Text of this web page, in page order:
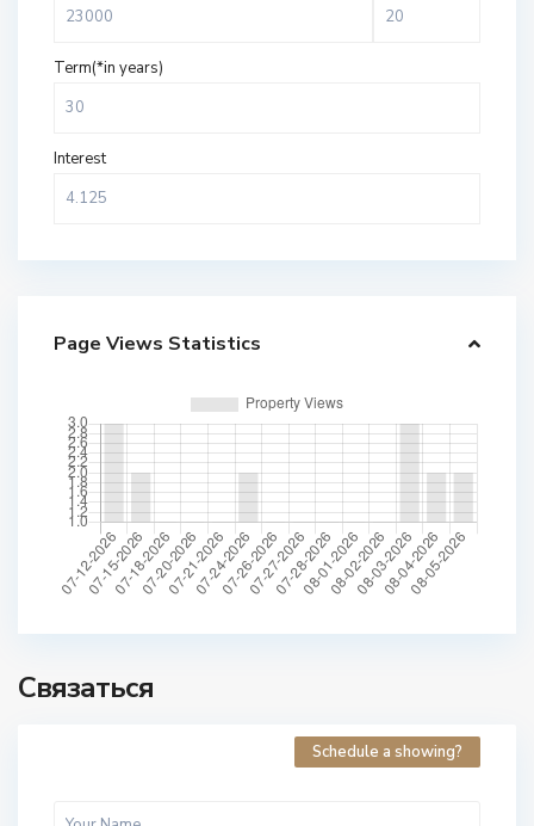
Term(*in years)
Interest
Page Views Statistics
Связаться
Schedule a showing?